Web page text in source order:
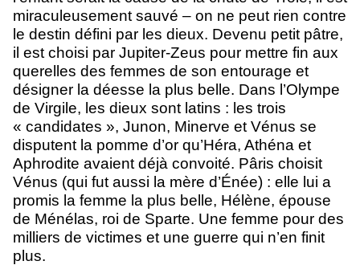
miraculeusement sauvé – on ne peut rien contre
le destin défini par les dieux. Devenu petit pâtre,
il est choisi par Jupiter-Zeus pour mettre fin aux
querelles des femmes de son entourage et
désigner la déesse la plus belle. Dans l’Olympe
de Virgile, les dieux sont latins : les trois
« candidates », Junon, Minerve et Vénus se
disputent la pomme d’or qu’Héra, Athéna et
Aphrodite avaient déjà convoité. Pâris choisit
Vénus (qui fut aussi la mère d’Énée) : elle lui a
promis la femme la plus belle, Hélène, épouse
de Ménélas, roi de Sparte. Une femme pour des
milliers de victimes et une guerre qui n’en finit
plus.